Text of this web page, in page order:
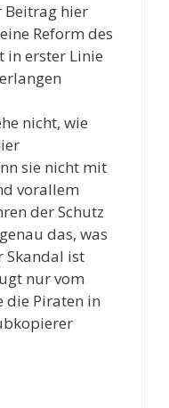
Beitrag hier
Reform des
in erster Linie
nicht, wie
sie nicht mit
vorallem
der Schutz
das, was
Skandal ist
nur vom
die Piraten in